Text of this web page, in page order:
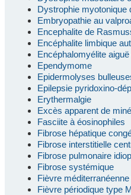
Dystrophie myotonique
Embryopathie au
Encephalite de
Encéphalite limbique
Encéphalomyélite
Ependymome
Epidermolyses
Epilepsie pyridoxino-
Erythermalgie
Excès apparent de
Fasciite à éosinophiles
Fibrose hépatique
Fibrose interstitielle
Fibrose pulmonaire
Fibrose systémique
Fièvre
Fièvre périodique type